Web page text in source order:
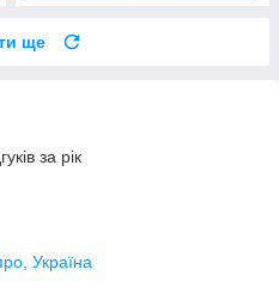
ще
за рік
Україна